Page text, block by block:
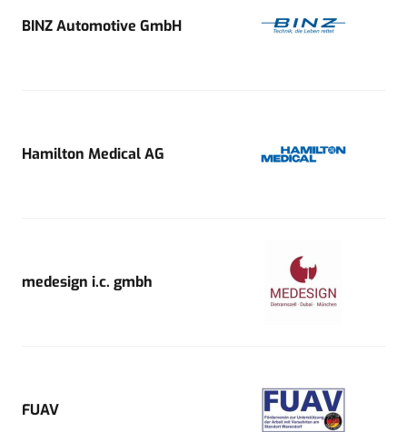
BINZ Automotive GmbH
Hamilton Medical AG
medesign i.c. gmbh
FUAV